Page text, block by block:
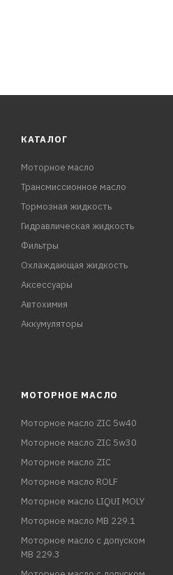
КАТАЛОГ
Моторное масло
Трансмиссионное масло
Тормозная жидкость
Гидравлическая жидкость
Фильтры
Охлаждающая жидкость
Аксессуары
Автохимия
Аккумуляторы
МОТОРНОЕ МАСЛО
Моторное масло ZIC 5w40
Моторное масло ZIC 5w30
Моторное масло ZIC
Моторное масло ROLF
Моторное масло LIQUI MOLY
Моторное масло MB 229.1
Моторное масло с допуском
MB 229.3